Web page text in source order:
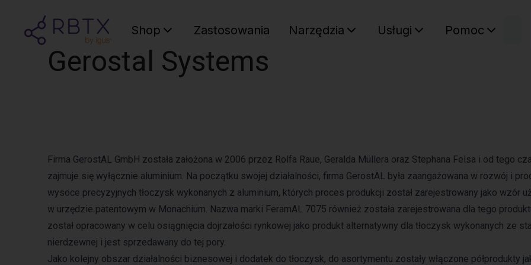
Shop Zastosowania Narzędzia Usługi Pomoc
Gerostal Systems
Firma GerostAL GmbH została założona w 2006 przez Rolfa Raue, Geralda Müllera oraz Stephana Felsa i od tego
zajmuje się wyłącznie aluminium. Na początku swojej działalności, firma GerostAL była zaangażowana w rozwój i
wysoce precyzyjnych tłoczysk wykonanych z aluminium, których proces produkcji został zarejestrowany jako wzór
w urzędzie patentowym w Monachium. Nazwa marki FeramAL 7075 również została zarejestrowana dla tego
został opracowany w celu osiągnięcia dojrzałości rynkowej jako produkt alternatywny dla tłoczysk wykonanych ze
nierdzewnej i jest sprzedawany do tej pory.
Jako kolejny obszar działalności biznesowej i dodatek do tłoczysk, do asortymentu zostały włączone półprodukty